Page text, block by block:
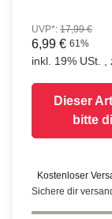
UVP*: 17,99 €
6,99 € 61%
inkl. 19% USt. ,
Dieser
bitte
Kostenloser
Sichere dir